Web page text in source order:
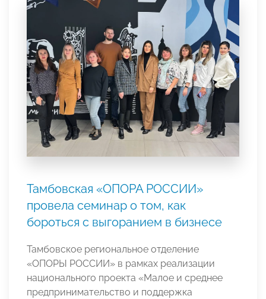
Тамбовская «ОПОРА РОССИИ»
провела семинар о том, как
бороться с выгоранием в бизнесе
Тамбовское региональное отделение
«ОПОРЫ РОССИИ» в рамках реализации
национального проекта «Малое и среднее
предпринимательство и поддержка